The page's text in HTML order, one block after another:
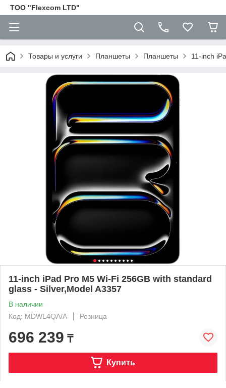
ТОО "Flexcom LTD"
Товары и услуги Планшеты Планшеты 11-inch
11-inch iPad Pro M5 Wi‑Fi 256GB with standard
glass - Silver,Model A3357
В наличии
Код: MDWL4QA/A
Розница
696 239 ₸
Купить